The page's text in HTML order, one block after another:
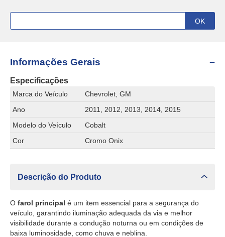
Informações Gerais
Especificações
Marca do Veículo
Chevrolet, GM
Ano
2011, 2012, 2013, 2014, 2015
Modelo do Veículo
Cobalt
Cor
Cromo Onix
Descrição do Produto
O farol principal é um item essencial para a segurança do
veículo, garantindo iluminação adequada da via e melhor
visibilidade durante a condução noturna ou em condições de
baixa luminosidade, como chuva e neblina.